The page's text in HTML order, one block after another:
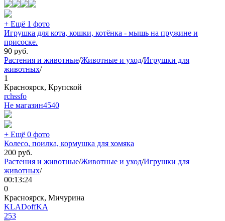
+ Ещё 1 фото
Игрушка для кота, кошки, котёнка - мышь на пружине и
присоске.
90 руб.
Растения и животные/Животные и уход/Игрушки для
животных/
1
Красноярск, Крупской
rchssfo
Не магазин4540
+ Ещё 0 фото
Колесо, поилка, кормушка для хомяка
200 руб.
Растения и животные/Животные и уход/Игрушки для
животных/
00:13:24
0
Красноярск, Мичурина
KLADoffKA
253